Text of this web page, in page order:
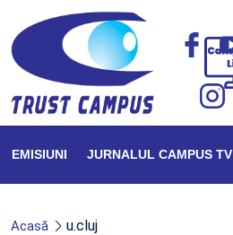
EMISIUNI JURNALUL CAMPUS TV
Acasă u.cluj